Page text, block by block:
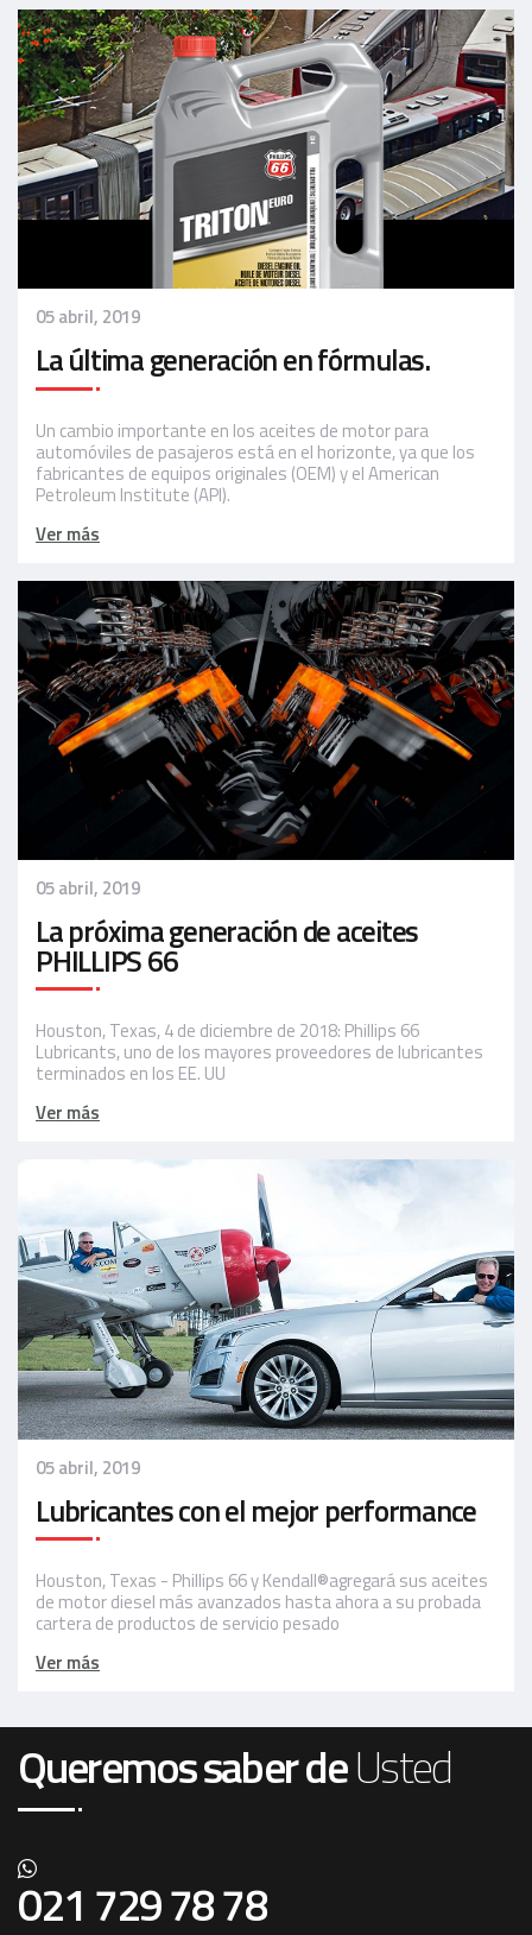
05 abril, 2019
La última generación en fórmulas.
Un cambio importante en los aceites de motor para
automóviles de pasajeros está en el horizonte, ya que los
fabricantes de equipos originales (OEM) y el American
Petroleum Institute (API).
Ver más
05 abril, 2019
La próxima generación de aceites
PHILLIPS 66
Houston, Texas, 4 de diciembre de 2018: Phillips 66
Lubricants, uno de los mayores proveedores de lubricantes
terminados en los EE. UU
Ver más
05 abril, 2019
Lubricantes con el mejor performance
Houston, Texas - Phillips 66 y Kendall®agregará sus aceites
de motor diesel más avanzados hasta ahora a su probada
cartera de productos de servicio pesado
Ver más
Queremos saber deUsted
021 729 78 78